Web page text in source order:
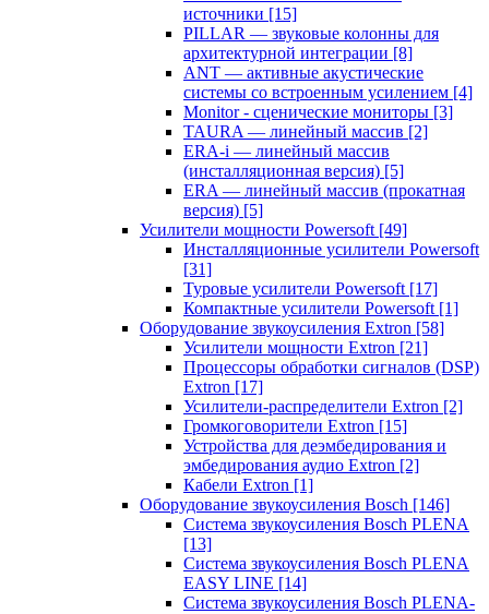
источники [15]
PILLAR — звуковые колонны для
архитектурной интеграции [8]
ANT — активные акустические
системы со встроенным усилением [4]
Monitor - сценические мониторы [3]
TAURA — линейный массив [2]
ERA-i — линейный массив
(инсталляционная версия) [5]
ERA — линейный массив (прокатная
версия) [5]
Усилители мощности Powersoft [49]
Инсталляционные усилители Powersoft
[31]
Туровые усилители Powersoft [17]
Компактные усилители Powersoft [1]
Оборудование звукоусиления Extron [58]
Усилители мощности Extron [21]
Процессоры обработки сигналов (DSP)
Extron [17]
Усилители-распределители Extron [2]
Громкоговорители Extron [15]
Устройства для деэмбедирования и
эмбедирования аудио Extron [2]
Кабели Extron [1]
Оборудование звукоусиления Bosch [146]
Система звукоусиления Bosch PLENA
[13]
Система звукоусиления Bosch PLENA
EASY LINE [14]
Система звукоусиления Bosch PLENA-